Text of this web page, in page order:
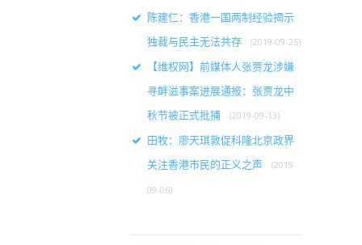
陈建仁：香港一国两制经验揭示
独裁与民主无法共存
(2019-09-25)
【维权网】前媒体人张贾龙涉嫌
寻衅滋事案进展通报：张贾龙中
秋节被正式批捕
(2019-09-13)
田牧：廖天琪敦促科隆北京政界
关注香港市民的正义之声
(2019-
09-06)